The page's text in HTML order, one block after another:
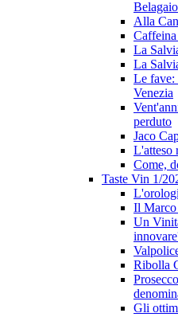
Belagaio
Alla
La
La
Le fave:
Venezia
perduto
Jaco
L'atteso
Come,
Taste Vin 1/
Il
Un
Ribolla
Gli